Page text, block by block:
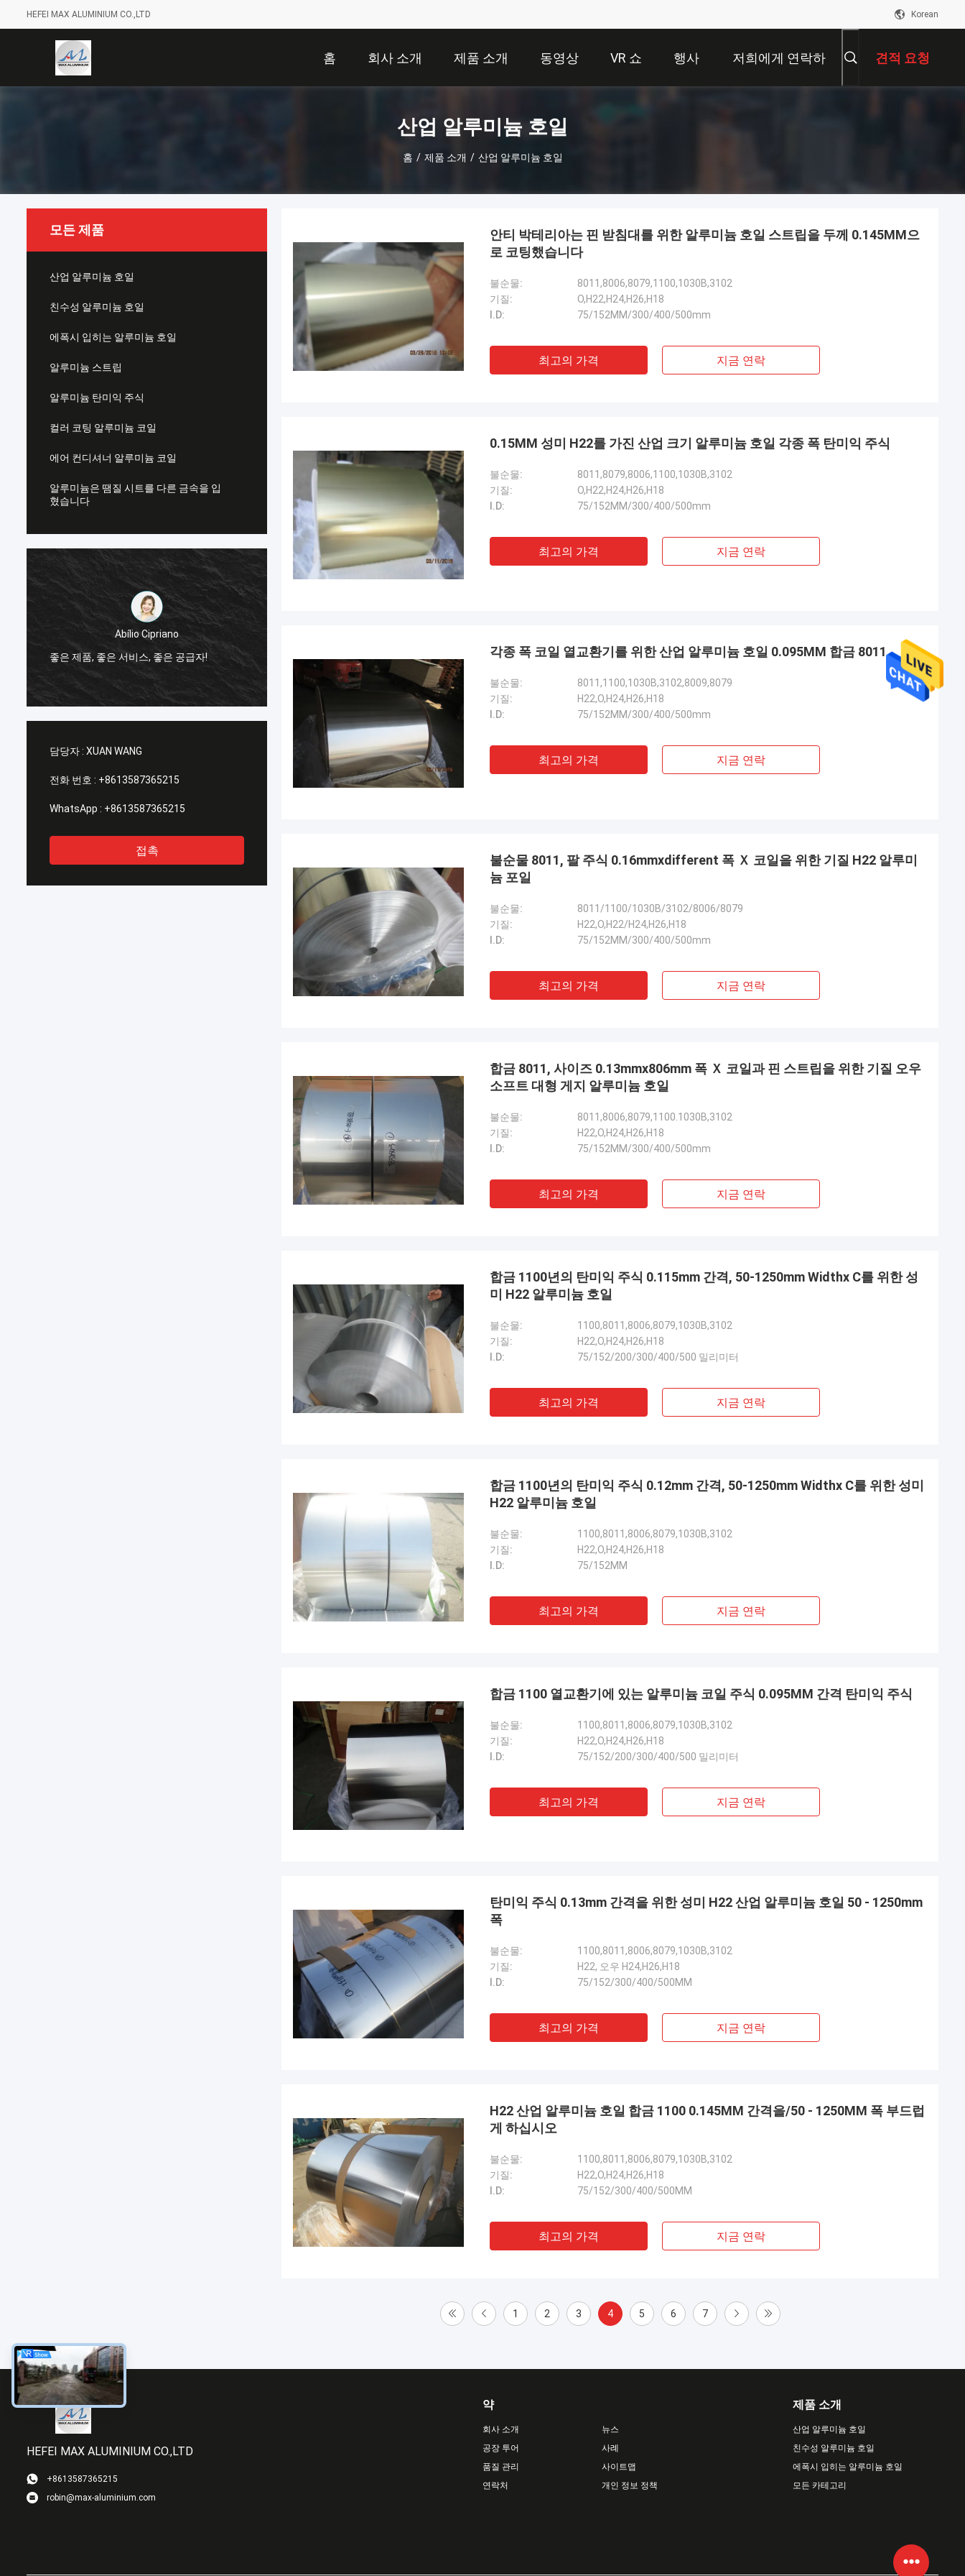
HEFEI MAX ALUMINIUM CO.,LTD Korean
홈 회사 소개 제품 소개 동영상 VR 쇼 행사 저희에게 연락하 견적 요청
산업 알루미늄 호일
홈 / 제품 소개 / 산업 알루미늄 호일
모든 제품
산업 알루미늄 호일
친수성 알루미늄 호일
에폭시 입히는 알루미늄 호일
알루미늄 스트립
알루미늄 탄미익 주식
컬러 코팅 알루미늄 코일
에어 컨디셔너 알루미늄 코일
알루미늄은 땜질 시트를 다른 금속을 입
혔습니다
Abílio Cipriano
좋은 제품, 좋은 서비스, 좋은 공급자!
은 공급자입니다. 나는 더 많은 것을 주문하
고 싶습니다. 당신에게 곧 연락할 것입니다.
담당자 : XUAN WANG
전화 번호 : +8613587365215
WhatsApp : +8613587365215
접촉
안티 박테리아는 핀 받침대를 위한 알루미늄 호일 스트립을 두께 0.145MM으
로 코팅했습니다
불순물:
8011,8006,8079,1100,1030B,3102
기질:
O,H22,H24,H26,H18
I.D:
75/152MM/300/400/500mm
최고의 가격 지금 연락
0.15MM 성미 H22를 가진 산업 크기 알루미늄 호일 각종 폭 탄미익 주식
불순물:
8011,8079,8006,1100,1030B,3102
기질:
O,H22,H24,H26,H18
I.D:
75/152MM/300/400/500mm
최고의 가격 지금 연락
각종 폭 코일 열교환기를 위한 산업 알루미늄 호일 0.095MM 합금 8011
불순물:
8011,1100,1030B,3102,8009,8079
기질:
H22,O,H24,H26,H18
I.D:
75/152MM/300/400/500mm
최고의 가격 지금 연락
불순물 8011, 팔 주식 0.16mmxdifferent 폭 Ｘ 코일을 위한 기질 H22 알루미
늄 포일
불순물:
8011/1100/1030B/3102/8006/8079
기질:
H22,O,H22/H24,H26,H18
I.D:
75/152MM/300/400/500mm
최고의 가격 지금 연락
합금 8011, 사이즈 0.13mmx806mm 폭 Ｘ 코일과 핀 스트립을 위한 기질 오우
소프트 대형 게지 알루미늄 호일
불순물:
8011,8006,8079,1100.1030B,3102
기질:
H22,O,H24,H26,H18
I.D:
75/152MM/300/400/500mm
최고의 가격 지금 연락
합금 1100년의 탄미익 주식 0.115mm 간격, 50-1250mm Widthx C를 위한 성
미 H22 알루미늄 호일
불순물:
1100,8011,8006,8079,1030B,3102
기질:
H22,O,H24,H26,H18
I.D:
75/152/200/300/400/500 밀리미터
최고의 가격 지금 연락
합금 1100년의 탄미익 주식 0.12mm 간격, 50-1250mm Widthx C를 위한 성미
H22 알루미늄 호일
불순물:
1100,8011,8006,8079,1030B,3102
기질:
H22,O,H24,H26,H18
I.D:
75/152MM
최고의 가격 지금 연락
합금 1100 열교환기에 있는 알루미늄 코일 주식 0.095MM 간격 탄미익 주식
불순물:
1100,8011,8006,8079,1030B,3102
기질:
H22,O,H24,H26,H18
I.D:
75/152/200/300/400/500 밀리미터
최고의 가격 지금 연락
탄미익 주식 0.13mm 간격을 위한 성미 H22 산업 알루미늄 호일 50 - 1250mm
폭
불순물:
1100,8011,8006,8079,1030B,3102
기질:
H22, 오우 H24,H26,H18
I.D:
75/152/300/400/500MM
최고의 가격 지금 연락
H22 산업 알루미늄 호일 합금 1100 0.145MM 간격을/50 - 1250MM 폭 부드럽
게 하십시오
불순물:
1100,8011,8006,8079,1030B,3102
기질:
H22,O,H24,H26,H18
I.D:
75/152/300/400/500MM
최고의 가격 지금 연락
1 2 3 4 5 6 7
HEFEI MAX ALUMINIUM CO.,LTD
+8613587365215
robin@max-aluminium.com
약
회사 소개
공장 투어
품질 관리
연락처
뉴스
사례
사이트맵
개인 정보 정책
제품 소개
산업 알루미늄 호일
친수성 알루미늄 호일
에폭시 입히는 알루미늄 호일
모든 카테고리